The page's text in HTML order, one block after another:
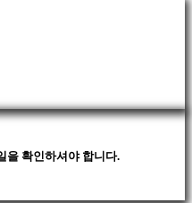
을 확인하셔야 합니다.